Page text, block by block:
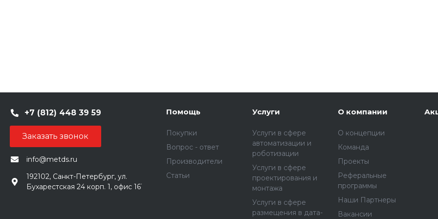
+7 (812) 448 39 59
Заказать звонок
info@metds.ru
192102, Санкт-Петербург, ул.
Бухарестская 24 корп. 1, офис 161
Помощь
Покупки
Вопрос - ответ
Производители
Статьи
Услуги
Услуги в сфере
автоматизации и
роботизации
Услуги в сфере
проектирования и
монтажа
Услуги в сфере
размещения в дата-
О компании
О концепции
Команда
Проекты
Реферальные
программы
Наши Партнеры
Вакансии